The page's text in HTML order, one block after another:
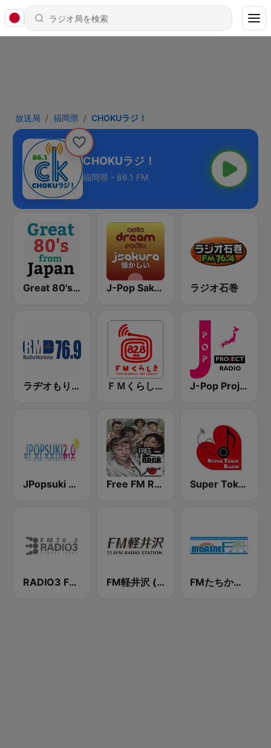
放送局 福岡県 CHOKUラジ！
CHOKUラジ！
福岡県 - 86.1 FM
Great 80's from Japan J-Pop Sakura 懐かしい ラジオ石巻
ラヂオもりおか (Radio Morioka) ＦＭくらしき (FM Kurashiki) J-Pop Project Radio
JPopsuki Radio Free FM Rock Japan Super Tokio Radio
RADIO3 FM 76.2 FM軽井沢 (FM KARUIZAWA) FMたちかわ (Marine)